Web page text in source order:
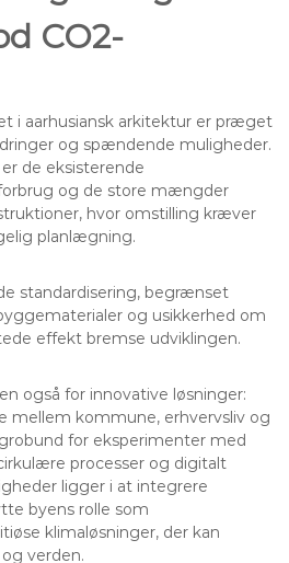
CO2-
i aarhusiansk arkitektur er præget
og spændende muligheder.
de eksisterende
og de store mængder
hvor omstilling kræver
planlægning.
standardisering, begrænset
og usikkerhed om
effekt bremse udviklingen.
også for innovative løsninger:
mellem kommune, erhvervsliv og
for eksperimenter med
processer og digitalt
ligger i at integrere
byens rolle som
klimaløsninger, der kan
verden.